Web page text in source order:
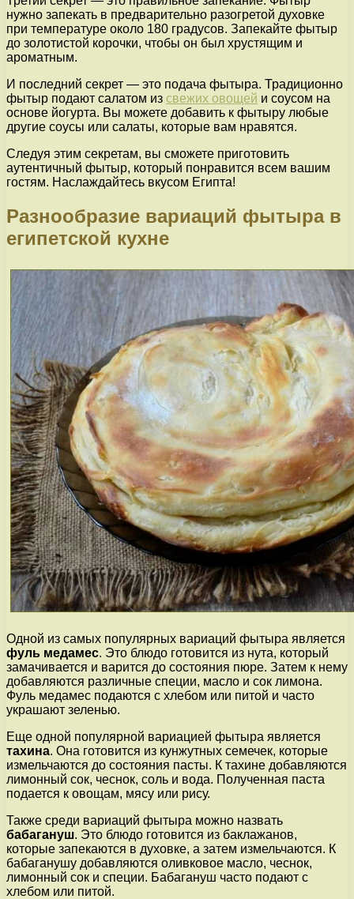
нужно запекать в предварительно разогретой духовке
при температуре около 180 градусов. Запекайте фытыр
до золотистой корочки, чтобы он был хрустящим и
ароматным.
И последний секрет — это подача фытыра. Традиционно
фытыр подают салатом из свежих овощей и соусом на
основе йогурта. Вы можете добавить к фытыру любые
другие соусы или салаты, которые вам нравятся.
Следуя этим секретам, вы сможете приготовить
аутентичный фытыр, который понравится всем вашим
гостям. Наслаждайтесь вкусом Египта!
Разнообразие вариаций фытыра в
египетской кухне
Одной из самых популярных вариаций фытыра является
фуль медамес. Это блюдо готовится из нута, который
замачивается и варится до состояния пюре. Затем к нему
добавляются различные специи, масло и сок лимона.
Фуль медамес подаются с хлебом или питой и часто
украшают зеленью.
Еще одной популярной вариацией фытыра является
тахина. Она готовится из кунжутных семечек, которые
измельчаются до состояния пасты. К тахине добавляются
лимонный сок, чеснок, соль и вода. Полученная паста
подается к овощам, мясу или рису.
Также среди вариаций фытыра можно назвать
бабагануш. Это блюдо готовится из баклажанов,
которые запекаются в духовке, а затем измельчаются. К
бабаганушу добавляются оливковое масло, чеснок,
лимонный сок и специи. Бабагануш часто подают с
хлебом или питой.